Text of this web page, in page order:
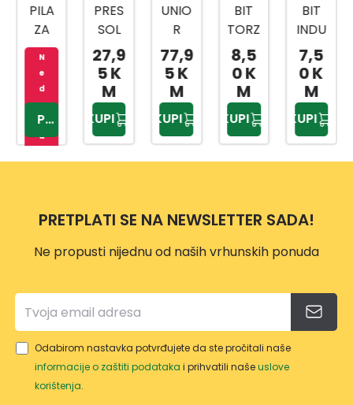
PRES
SOL
PREŠ
A ZA
MAS
T
80ML
ČELIK
SA
LNO
GLAV
27,9
5 K
M
KUPI
UNIO
R
RUČI
CA/R
AČN
A 1/2
BI
1901A
BI
77,9
5 K
M
KUPI
BIT
TORZ
IJA
TOR
X
20X2
5MM
2/1
8,5
0 K
M
KUPI
BIT
INDU
STRY
TOR
X
20X2
5MM
3/1
7,5
0 K
M
KUPI
NASA
DNI
KLJU
ČEVI
1/4,3
/8,1/
2
216-
DJ.
399,
90
KM
KUPI
PRETPLATI SE NA NEWSLETTER SADA!
Ne propusti nijednu od naših vrhunskih ponuda
Odabirom nastavka potvrđujete da ste pročitali naše
informacije o zaštiti podataka i prihvatili našeuslove
korištenja.